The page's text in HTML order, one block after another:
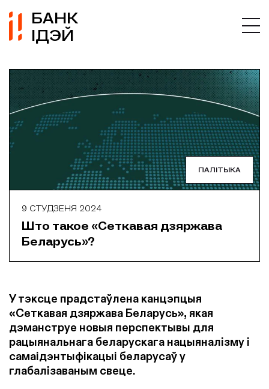
БАНК
ІДЭЙ
ПАЛІТЫКА
9 СТУДЗЕНЯ 2024
Што такое «Сеткавая дзяржава
Беларусь»?
У тэксце прадстаўлена канцэпцыя
«Сеткавая дзяржава Беларусь», якая
дэманструе новыя перспектывы для
рацыянальнага беларускага нацыяналізму і
самаідэнтыфікацыі беларусаў у
глабалізаваным свеце.